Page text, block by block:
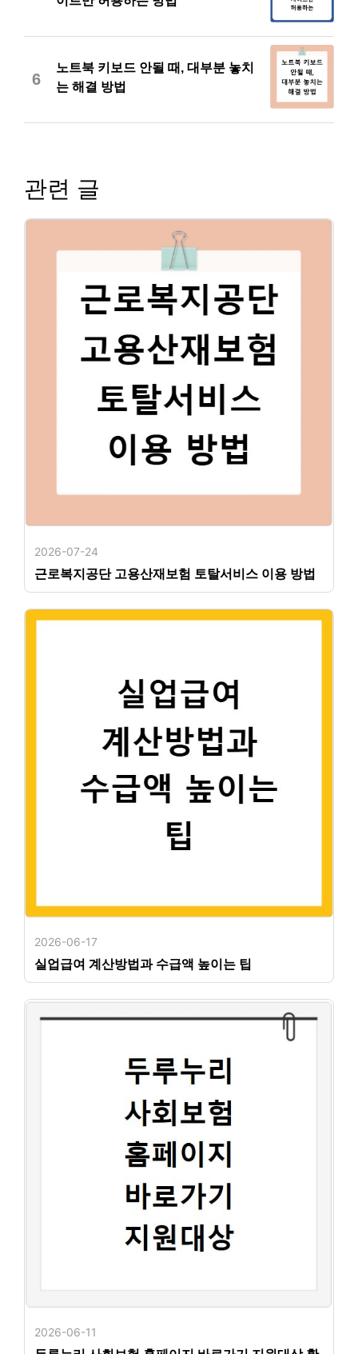
6
노트북 키보드 안될 때, 대부분 놓치
는 해결 방법
관련 글
2026-07-24
근로복지공단 고용산재보험 토탈서비스 이용 방법
2026-06-17
실업급여 계산방법과 수급액 높이는 팁
2026-06-11